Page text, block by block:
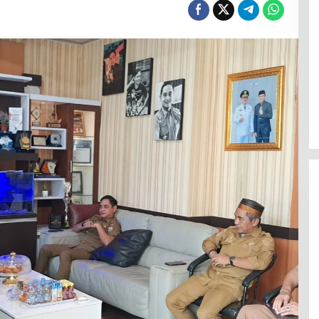
Efektif Cegah Kemacetan BBM,
Pos Pantau Polresta Mamuju
Amankan Jalur SPBU Kali Mamuju